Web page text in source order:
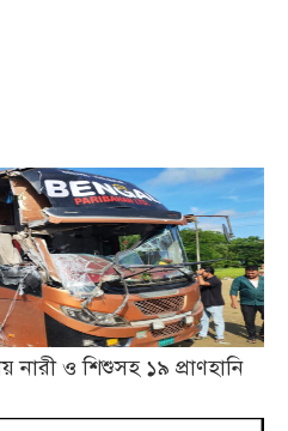
নারী ও শিশুসহ ১৯ প্রাণহানি